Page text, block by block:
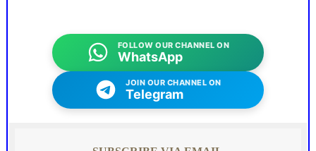
FOLLOW OUR CHANNEL ON
WhatsApp
JOIN OUR CHANNEL ON
Telegram